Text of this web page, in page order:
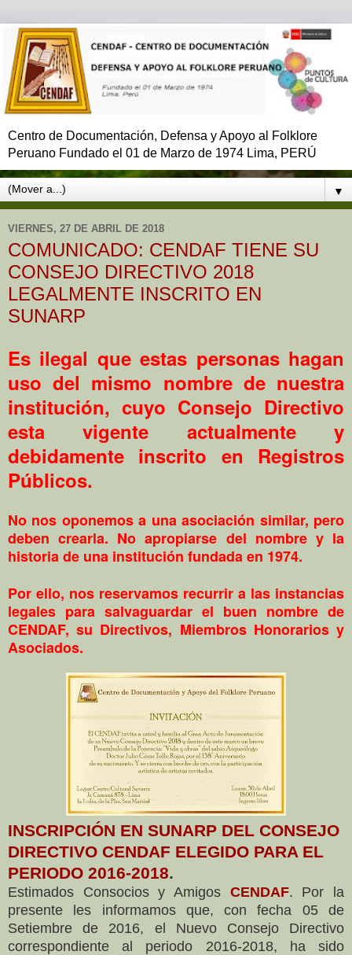
Centro de Documentación, Defensa y Apoyo al Folklore
Peruano Fundado el 01 de Marzo de 1974 Lima, PERÚ
▼
VIERNES, 27 DE ABRIL DE 2018
COMUNICADO: CENDAF TIENE SU
CONSEJO DIRECTIVO 2018
LEGALMENTE INSCRITO EN
SUNARP
Es ilegal que estas personas hagan
uso del mismo nombre de nuestra
institución, cuyo Consejo Directivo
esta vigente actualmente y
debidamente inscrito en Registros
Públicos.
No nos oponemos a una asociación similar, pero
deben crearla. No apropiarse del nombre y la
historia de una institución fundada en 1974.
Por ello, nos reservamos recurrir a las instancias
legales para salvaguardar el buen nombre de
CENDAF, su Directivos, Miembros Honorarios y
Asociados.
INSCRIPCIÓN EN SUNARP DEL CONSEJO
DIRECTIVO CENDAF ELEGIDO PARA EL
PERIODO 2016-2018.
Estimados Consocios y Amigos CENDAF. Por la
presente les informamos que, con fecha 05 de
Setiembre de 2016, el Nuevo Consejo Directivo
correspondiente al periodo 2016-2018, ha sido